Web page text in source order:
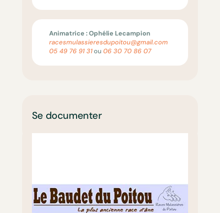
Animatrice : Ophélie Lecampion
racesmulassieresdupoitou@gmail.com
05 49 76 91 31ou 06 30 70 86 07
Se documenter